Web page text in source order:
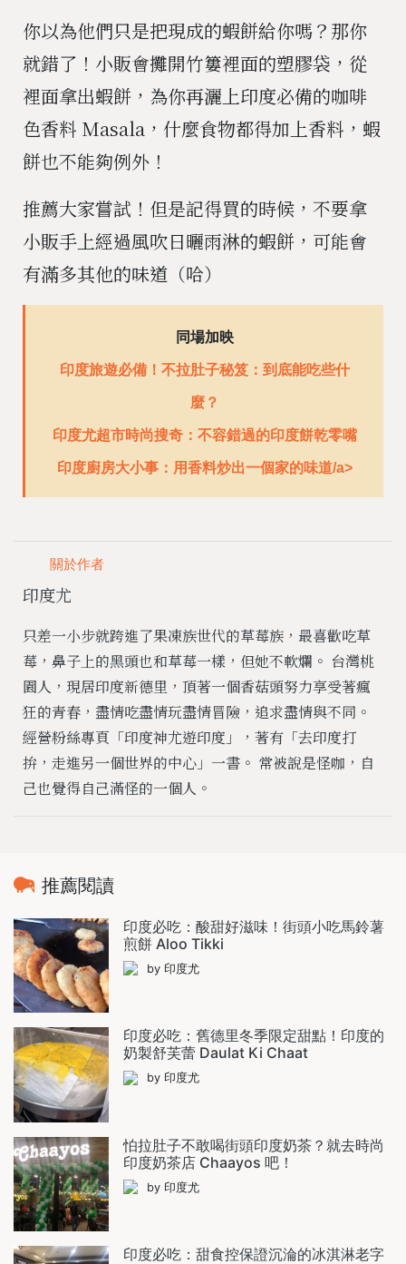
你以為他們只是把現成的蝦餅給你嗎？那你
就錯了！小販會攤開竹簍裡面的塑膠袋，從
裡面拿出蝦餅，為你再灑上印度必備的咖啡
色香料 Masala，什麼食物都得加上香料，蝦
餅也不能夠例外！
推薦大家嘗試！但是記得買的時候，不要拿
小販手上經過風吹日曬雨淋的蝦餅，可能會
有滿多其他的味道（哈）
同場加映
印度旅遊必備！不拉肚子秘笈：到底能吃些什
麼？
印度尤超市時尚搜奇：不容錯過的印度餅乾零嘴
印度廚房大小事：用香料炒出一個家的味道/a>
關於作者
印度尤
只差一小步就跨進了果凍族世代的草莓族，最喜歡吃草
莓，鼻子上的黑頭也和草莓一樣，但她不軟爛。 台灣桃
園人，現居印度新德里，頂著一個香菇頭努力享受著瘋
狂的青春，盡情吃盡情玩盡情冒險，追求盡情與不同。
經營粉絲專頁「印度神尤遊印度」，著有「去印度打
拚，走進另一個世界的中心」一書。 常被說是怪咖，自
己也覺得自己滿怪的一個人。
推薦閱讀
印度必吃：酸甜好滋味！街頭小吃馬鈴薯
煎餅 Aloo Tikki
by 印度尤
印度必吃：舊德里冬季限定甜點！印度的
奶製舒芙蕾 Daulat Ki Chaat
by 印度尤
怕拉肚子不敢喝街頭印度奶茶？就去時尚
印度奶茶店 Chaayos 吧！
by 印度尤
印度必吃：甜食控保證沉淪的冰淇淋老字